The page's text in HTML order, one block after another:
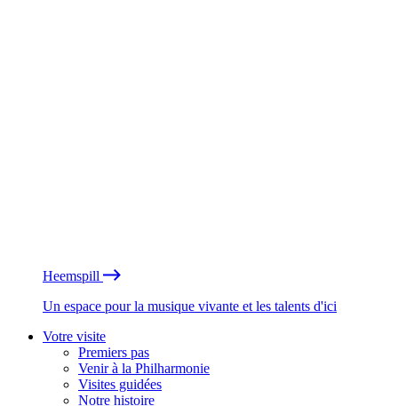
Heemspill
Un espace pour la musique vivante et les talents d'ici
Votre visite
Premiers pas
Venir à la Philharmonie
Visites guidées
Notre histoire